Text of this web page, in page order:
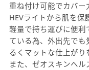
重ね付け可能でカバー
HEVライトから肌を保
軽量で持ち運びに便利
ている為、外出先で
るくマットな仕上がり
また、ゼオスキンヘ